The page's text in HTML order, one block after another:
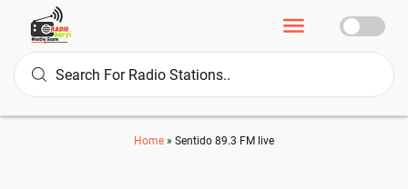
Home » Sentido 89.3 FM live